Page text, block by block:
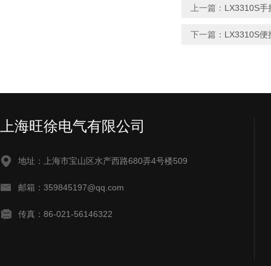
上一篇： LX3310S手
下一篇： LX3310S便
上海旺徐电气有限公司
地址：上海市宝山区水产西路680弄4号楼509
邮箱：359845197@qq.com
传真：86-021-56146322